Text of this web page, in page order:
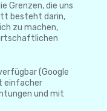
Grenzen, die uns
besteht darin,
zu machen,
(Google
einfacher
und mit